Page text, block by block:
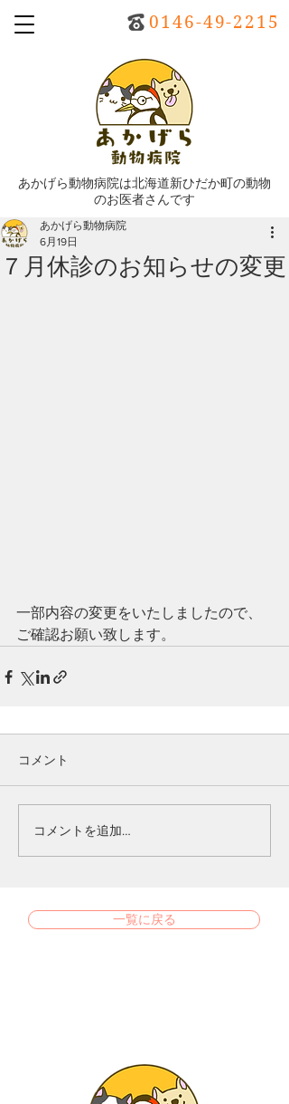
0146-49-2215
あかげら動物病院は北海道新ひだか町の動物
のお医者さんです
７月休診のお知らせの変更
あかげら動物病院
6月19日
一部内容の変更をいたしましたので、
ご確認お願い致します。
コメント
コメントを追加…
一覧に戻る